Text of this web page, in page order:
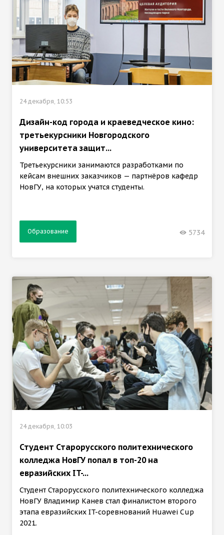
24 декабря, 10:53
Дизайн-код города и краеведческое кино:
третьекурсники Новгородского
университета защит...
Третьекурсники занимаются разработками по
кейсам внешних заказчиков — партнёров кафедр
НовГУ, на которых учатся студенты.
Образование 5734
24 декабря, 10:03
Студент Старорусского политехнического
колледжа НовГУ попал в топ-20 на
евразийских IT-...
Студент Старорусского политехнического колледжа
НовГУ Владимир Канев стал финалистом второго
этапа евразийских IT-соревнований Huawei Cup
2021.